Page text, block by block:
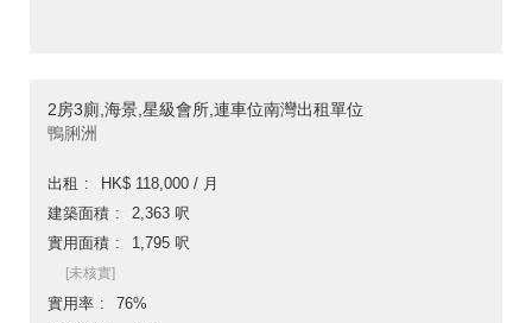
2房3廁,海景,星級會所,連車位南灣出租單位
鴨脷洲
出租
HK$ 118,000 / 月
建築面積
2,363 呎
實用面積
1,795 呎
[未核實]
實用率
76%